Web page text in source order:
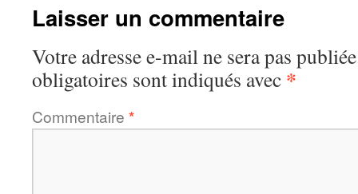
Laisser un commentaire
Votre adresse e-mail ne sera pas
obligatoires sont indiqués avec *
Commentaire *